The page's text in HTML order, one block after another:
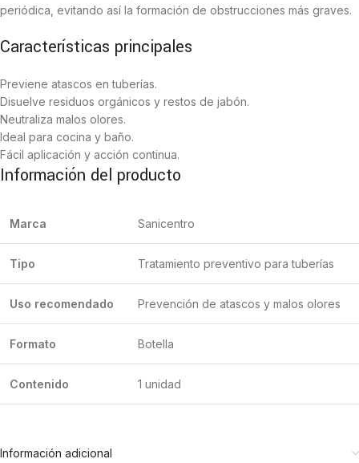
periódica, evitando así la formación de obstrucciones más graves.
Características principales
Previene atascos en tuberías.
Disuelve residuos orgánicos y restos de jabón.
Neutraliza malos olores.
Ideal para cocina y baño.
Fácil aplicación y acción continua.
Información del producto
Marca Sanicentro
Tipo Tratamiento preventivo para tuberías
Uso recomendado Prevención de atascos y malos olores
Formato Botella
Contenido 1 unidad
Información adicional